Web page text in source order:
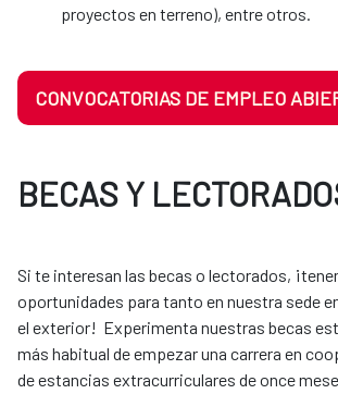
proyectos en terreno), entre otros.
CONVOCATORIAS DE EMPLEO
BECAS Y
Si te interesan las becas o lectorados,
oportunidades para tanto en nuestra sede
el exterior! Experimenta nuestras becas
más habitual de empezar una carrera en
de estancias extracurriculares de once